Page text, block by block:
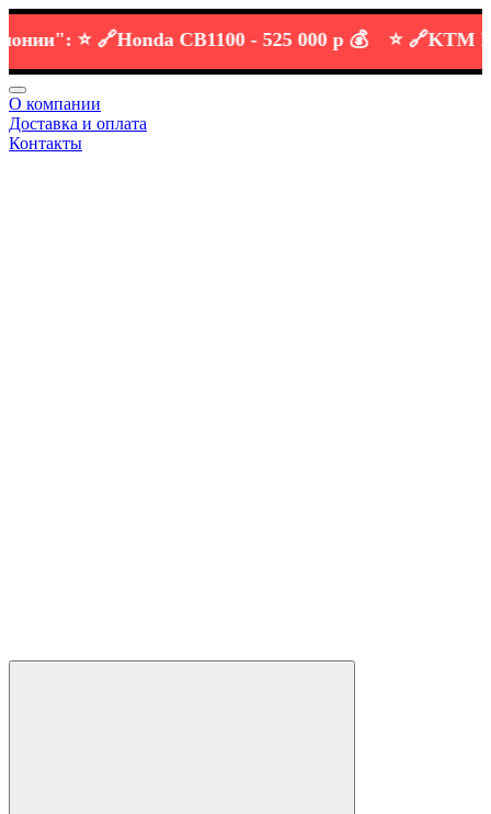
⭐️ 🔗 Honda CB1100 -525 000 р 💰 ⭐️ 🔗 KTM
О компании
Доставка и оплата
Контакты